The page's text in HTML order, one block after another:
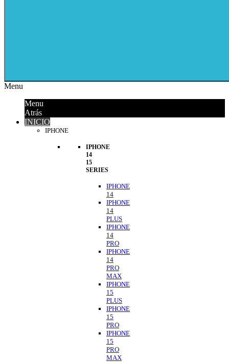
Menu
Menu
Atrás
INICIO
IPHONE
IPHONE
14
15
SERIES
IPHONE
14
IPHONE
14
PLUS
IPHONE
14
PRO
IPHONE
14
PRO
MAX
IPHONE
15
PLUS
IPHONE
15
PRO
IPHONE
15
PRO
MAX